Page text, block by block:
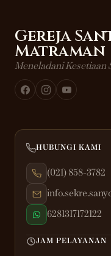
Gereja
Matraman
Meneladani Kesetiaan
HUBUNGI KAMI
(021) 858-3782
6281317172122
JAM PELAYANAN